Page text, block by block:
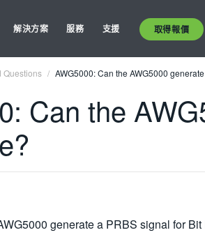
解決方案 服務 支援 取得報價
Questions AWG5000: Can the AWG5000
Can the
generate a PRBS signal for Bit